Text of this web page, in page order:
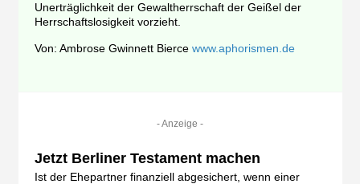
Unerträglichkeit der Gewaltherrschaft der Geißel der
Herrschaftslosigkeit vorzieht.
Von: Ambrose Gwinnett Bierce www.aphorismen.de
- Anzeige -
Jetzt Berliner Testament machen
Ist der Ehepartner finanziell abgesichert, wenn einer